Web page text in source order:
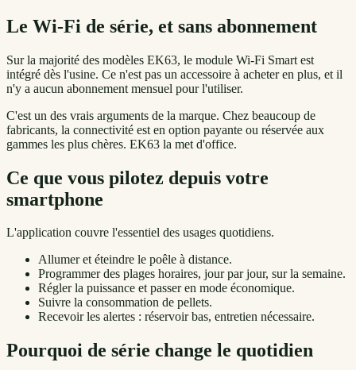
Le Wi-Fi de série, et sans abonnement
Sur la majorité des modèles EK63, le module Wi-Fi Smart est
intégré dès l'usine. Ce n'est pas un accessoire à acheter en plus, et il
n'y a aucun abonnement mensuel pour l'utiliser.
C'est un des vrais arguments de la marque. Chez beaucoup de
fabricants, la connectivité est en option payante ou réservée aux
gammes les plus chères. EK63 la met d'office.
Ce que vous pilotez depuis votre
smartphone
L'application couvre l'essentiel des usages quotidiens.
Allumer et éteindre le poêle à distance.
Programmer des plages horaires, jour par jour, sur la semaine.
Régler la puissance et passer en mode économique.
Suivre la consommation de pellets.
Recevoir les alertes : réservoir bas, entretien nécessaire.
Pourquoi de série change le quotidien